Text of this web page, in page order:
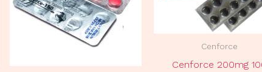
Cenforce
Cenforce 200mg